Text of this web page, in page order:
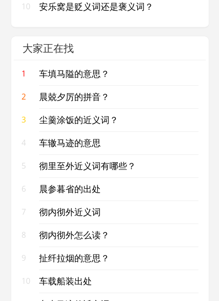
10 安乐窝是贬义词还是褒义词？
大家正在找
1 车填马隘的意思？
2 晨兢夕厉的拼音？
3 尘羹涂饭的近义词？
4 车辙马迹的意思
5 彻里至外近义词有哪些？
6 晨参暮省的出处
7 彻内彻外近义词
8 彻内彻外怎么读？
9 扯纤拉烟的意思？
10 车载船装出处